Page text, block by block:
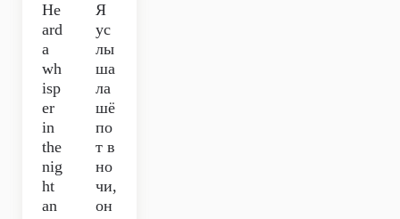
He
ard
a
wh
isp
er
in
the
nig
ht
an
Я
ус
лы
ша
ла
шё
по
т в
но
чи,
он